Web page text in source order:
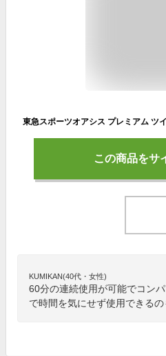
この商品をサ
KUMIKAN(40代・女性)
60分の連続使用が可能でコン
で時間を気にせず使用できる